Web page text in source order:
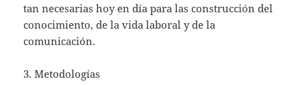
tan necesarias hoy en día para las construcción del
conocimiento, de la vida laboral y de la
comunicación.
3. Metodologías